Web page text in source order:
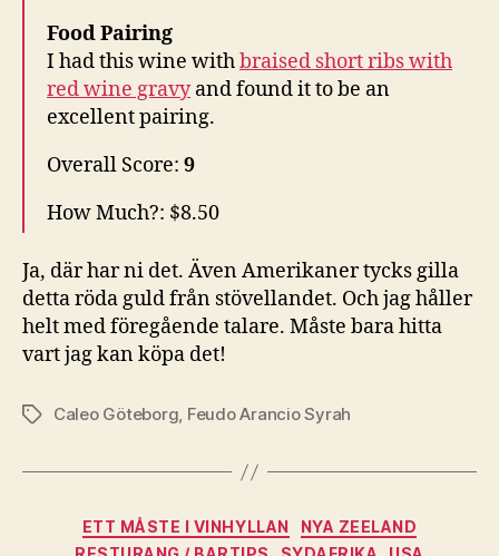
Food Pairing
I had this wine withbraised short ribs with
red wine gravyand found it to be an
excellent pairing.
Overall Score: 9
How Much?: $8.50
Ja, där har ni det. Även Amerikaner tycks gilla
detta röda guld från stövellandet. Och jag håller
helt med föregående talare. Måste bara hitta
vart jag kan köpa det!
EtiketterCaleo Göteborg, Feudo Arancio Syrah
Kategorier
ETT MÅSTE I VINHYLLAN
NYA ZEELAND